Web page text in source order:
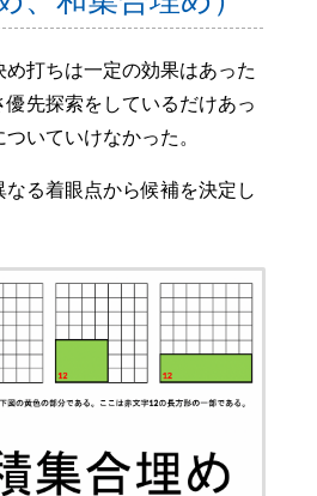
打ちは一定の効果はあった
優先探索をしているだけあっ
いていけなかった。
る着眼点から候補を決定し